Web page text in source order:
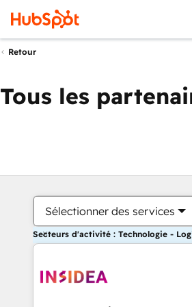
Retour
Tous les
Sélectionner des services
Secteurs d'activité : Technologie -